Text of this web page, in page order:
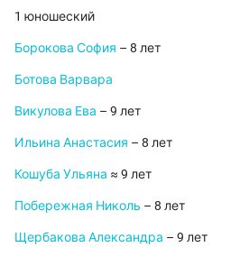
1 юношеский
Борокова София – 8 лет
Ботова Варвара
Викулова Ева – 9 лет
Ильина Анастасия – 8 лет
Кошуба Ульяна ≈ 9 лет
Побережная Николь – 8 лет
Щербакова Александра – 9 лет